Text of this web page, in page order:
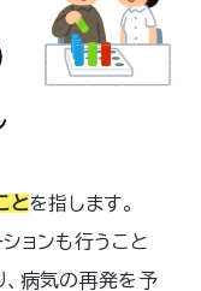
とを指します。
ョンも行うこと
、病気の再発を予